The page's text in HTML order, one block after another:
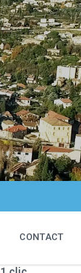
CONTACT